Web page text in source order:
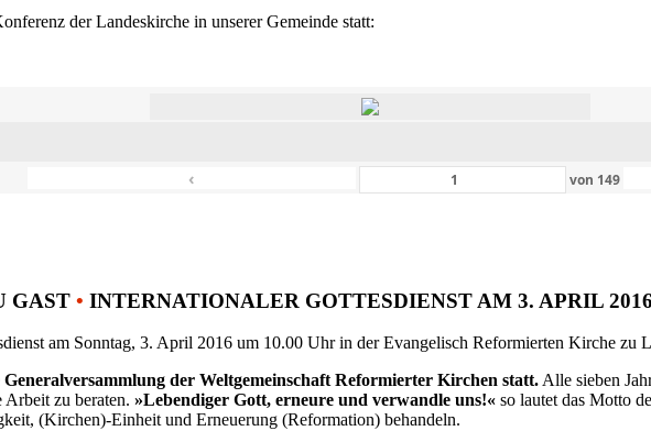
der Landeskirche in unserer Gemeinde statt:
‹ von 149
GAST • INTERNATIONALER GOTTESDIENST AM 3. APRIL 2016
am Sonntag, 3. April 2016 um 10.00 Uhr in der Evangelisch Reformierten Kirche zu
der Weltgemeinschaft Reformierter Kirchen statt.Alle sieben
zu beraten. »Lebendiger Gott, erneure und verwandle uns!« so lautet das Motto
(Kirchen)-Einheit und Erneuerung (Reformation) behandeln.